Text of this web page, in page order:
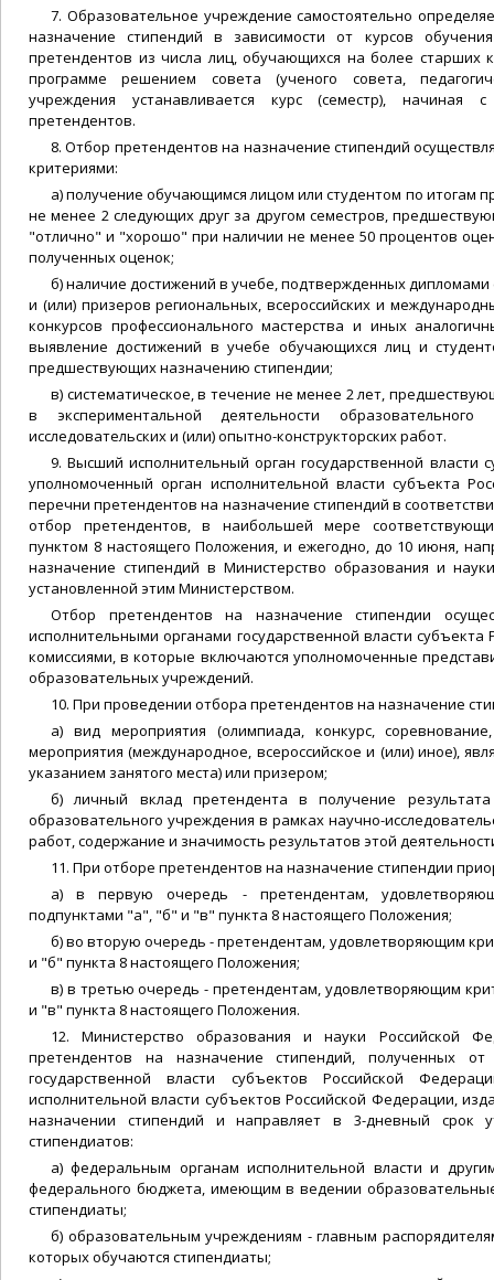
7. Образовательное учреждение самостоятельно
назначение стипендий в зависимости от курсов
претендентов из числа лиц, обучающихся на более старших
программе решением совета (ученого совета,
учреждения устанавливается курс (семестр), начиная
претендентов.
8. Отбор претендентов на назначение стипендий
критериями:
а) получение обучающимся лицом или студентом по итогам
не менее 2 следующих друг за другом семестров,
"отлично" и "хорошо" при наличии не менее 50 процентов
полученных оценок;
б) наличие достижений в учебе, подтвержденных
и (или) призеров региональных, всероссийских и
конкурсов профессионального мастерства и иных
выявление достижений в учебе обучающихся лиц и
предшествующих назначению стипендии;
в) систематическое, в течение не менее 2 лет,
в экспериментальной деятельности
исследовательских и (или) опытно-конструкторских работ.
9. Высший исполнительный орган государственной власти
уполномоченный орган исполнительной власти субъекта
перечни претендентов на назначение стипендий в
отбор претендентов, в наибольшей мере
пунктом 8 настоящего Положения, и ежегодно, до 10 июня,
назначение стипендий в Министерство образования и
установленной этим Министерством.
Отбор претендентов на назначение стипендии
исполнительными органами государственной власти
комиссиями, в которые включаются уполномоченные
образовательных учреждений.
10. При проведении отбора претендентов на назначение
а) вид мероприятия (олимпиада, конкурс,
мероприятия (международное, всероссийское и (или) иное),
указанием занятого места) или призером;
б) личный вклад претендента в получение результата
образовательного учреждения в рамках научно-
работ, содержание и значимость результатов этой
11. При отборе претендентов на назначение стипендии
а) в первую очередь - претендентам,
подпунктами "а", "б" и "в" пункта 8 настоящего Положения;
б) во вторую очередь - претендентам, удовлетворяющим
и "б" пункта 8 настоящего Положения;
в) в третью очередь - претендентам, удовлетворяющим
и "в" пункта 8 настоящего Положения.
12. Министерство образования и науки Российской
претендентов на назначение стипендий, полученных
государственной власти субъектов Российской
исполнительной власти субъектов Российской Федерации,
назначении стипендий и направляет в 3-дневный срок
стипендиатов:
а) федеральным органам исполнительной власти и
федерального бюджета, имеющим в ведении
стипендиаты;
б) образовательным учреждениям - главным
которых обучаются стипендиаты;